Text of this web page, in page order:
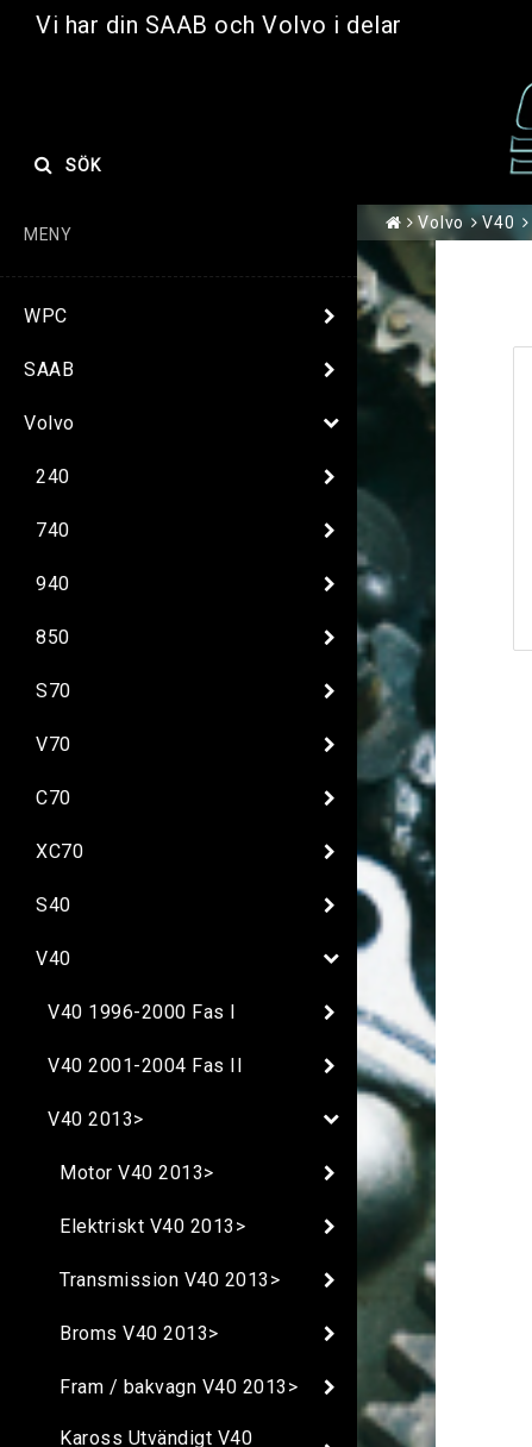
Vi har din SAAB och Volvo i delar
SÖK
MENY
WPC
SAAB
Volvo
240
740
940
850
S70
V70
C70
XC70
S40
V40
V40 1996-2000 Fas I
V40 2001-2004 Fas II
V40 2013>
Motor V40 2013>
Elektriskt V40 2013>
Transmission V40 2013>
Broms V40 2013>
Fram / bakvagn V40 2013>
Kaross Utvändigt V40
Volvo V40